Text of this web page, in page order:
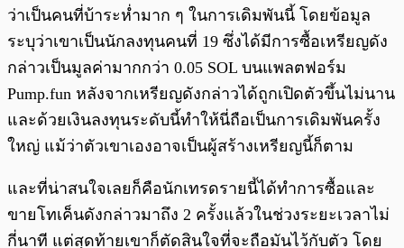
ว่าเป็นคนที่บ้าระห่ำมาก ๆ ในการเดิมพันนี้ โดยข้อมูล
ระบุว่าเขาเป็นนักลงทุนคนที่ 19 ซึ่งได้มีการซื้อเหรียญดัง
กล่าวเป็นมูลค่ามากกว่า 0.05 SOL บนแพลตฟอร์ม
Pump.fun หลังจากเหรียญดังกล่าวได้ถูกเปิดตัวขึ้นไม่นาน
และด้วยเงินลงทุนระดับนี้ทำให้นี่ถือเป็นการเดิมพันครั้ง
ใหญ่ แม้ว่าตัวเขาเองอาจเป็นผู้สร้างเหรียญนี้ก็ตาม
และที่น่าสนใจเลยก็คือนักเทรดรายนี้ได้ทำการซื้อและ
ขายโทเค็นดังกล่าวมาถึง 2 ครั้งแล้วในช่วงระยะเวลาไม่
กี่นาที แต่สุดท้ายเขาก็ตัดสินใจที่จะถือมันไว้กับตัว โดย